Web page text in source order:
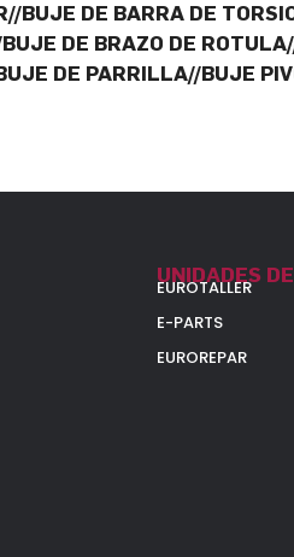
BUJE DE BARRA DE
DE BRAZO DE
DE PARRILLA//BUJE
UNIDADES
EUROTALLER
E-PARTS
EUROREPAR